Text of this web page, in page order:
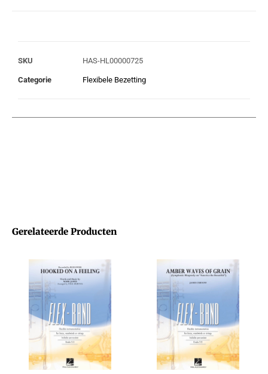
SKU HAS-HL00000725
Categorie Flexibele Bezetting
Gerelateerde Producten